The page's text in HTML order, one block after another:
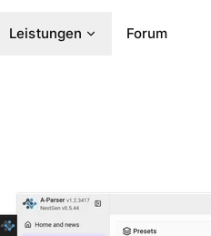
Leistungen Forum